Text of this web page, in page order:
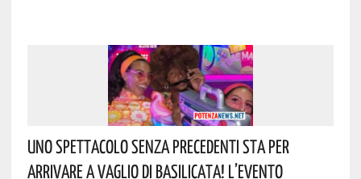
Uno Spettacolo Senza Precedenti Sta Per
Arrivare A Vaglio Di Basilicata! L’evento